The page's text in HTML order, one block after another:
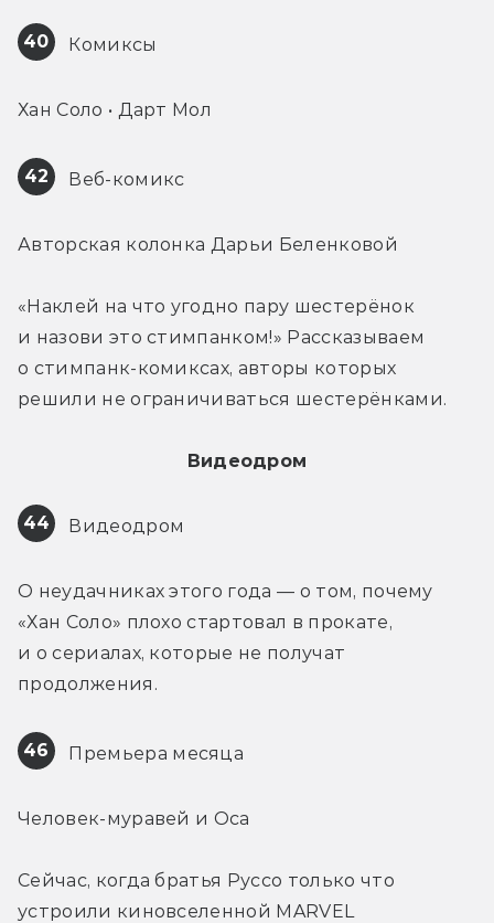
40 Комиксы
Хан Соло • Дарт Мол
42 Веб-комикс
Авторская колонка Дарьи Беленковой
«Наклей на что угодно пару шестерёнок
и назови это стимпанком!» Рассказываем
о стимпанк-комиксах, авторы которых
решили не ограничиваться шестерёнками.
Видеодром
44 Видеодром
О неудачниках этого года — о том, почему
«Хан Соло» плохо стартовал в прокате,
и о сериалах, которые не получат
продолжения.
46 Премьера месяца
Человек-муравей и Оса
Сейчас, когда братья Руссо только что
устроили киновселенной MARVEL